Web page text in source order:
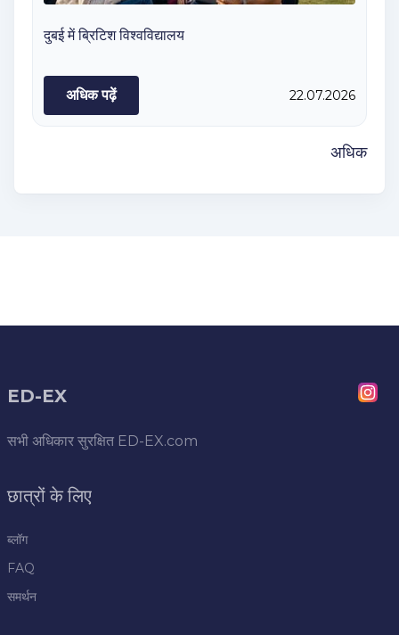
दुबई में ब्रिटिश विश्वविद्यालय
अधिक पढ़ें 22.07.2026
अधिक
ED-EX
सभी अधिकार सुरक्षित ED-EX.com
छात्रों के लिए
ब्लॉग
FAQ
समर्थन